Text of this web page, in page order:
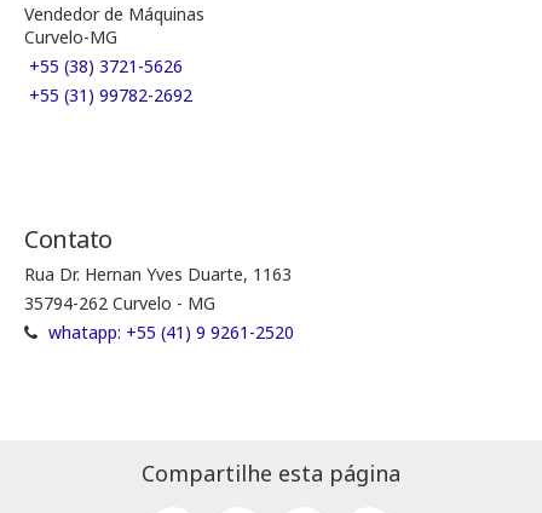
Vendedor de Máquinas
Curvelo-MG
+55 (38) 3721-5626
+55 (31) 99782-2692
Contato
Rua Dr. Hernan Yves Duarte, 1163
35794-262 Curvelo - MG
whatapp: +55 (41) 9 9261-2520
Compartilhe esta página